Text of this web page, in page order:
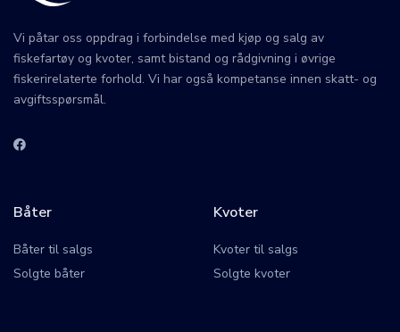
Vi påtar oss oppdrag i forbindelse med kjøp og salg av
fiskefartøy og kvoter, samt bistand og rådgivning i øvrige
fiskerirelaterte forhold. Vi har også kompetanse innen skatt- og
avgiftsspørsmål.
Båter
Båter til salgs
Solgte båter
Kvoter
Kvoter til salgs
Solgte kvoter